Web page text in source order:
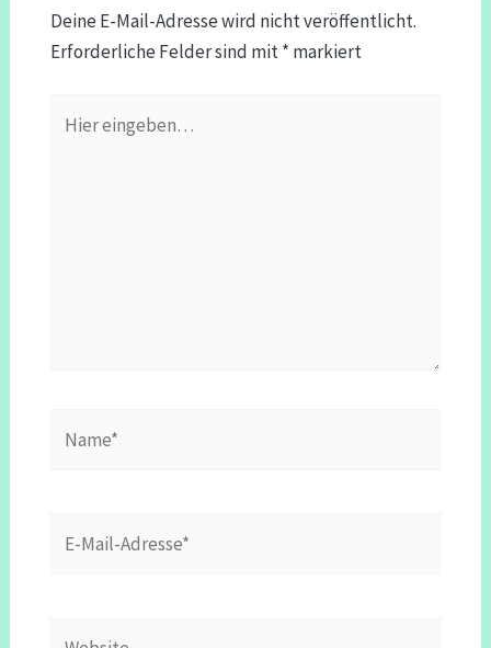
Deine E-Mail-Adresse wird nicht veröffentlicht.
Erforderliche Felder sind mit* markiert
eingeben…
Mail-